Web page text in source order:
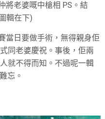
將老婆嘅中槍相 PS。結
輯在下)
當日要做手術，無得親身佢
同老婆慶祝。事後，佢兩
就不得而知。不過呢一輯
忘。